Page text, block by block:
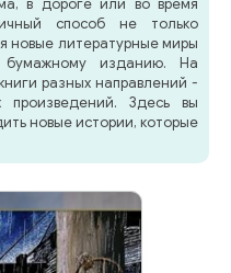
в дороге или во время
способ не только
новые литературные миры
изданию. На
разных направлений -
Здесь вы
новые истории, которые